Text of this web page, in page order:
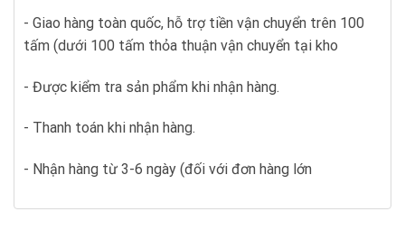
- Giao hàng toàn quốc, hỗ trợ tiền vận chuyển trên 100
tấm (dưới 100 tấm thỏa thuận vận chuyển tại kho
- Được kiểm tra sản phẩm khi nhận hàng.
- Thanh toán khi nhận hàng.
- Nhận hàng từ 3-6 ngày (đối với đơn hàng lớn